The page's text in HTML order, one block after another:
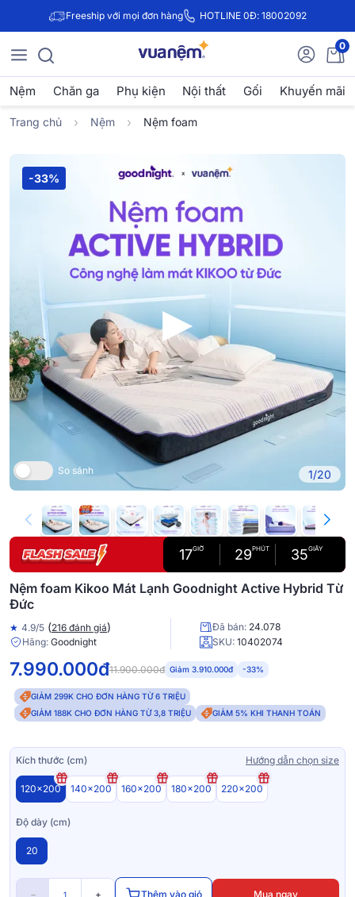
Freeship với mọi đơn hàng HOTLINE 0Đ: 18002092
0
Nệm Chăn ga Phụ kiện Nội thất Gối Khuyến mãi
Trang chủ Nệm Nệm foam
-33%
So sánh 1/20
▶
17GIỜ 29PHÚT 34GIÂY
Nệm foam Kikoo Mát Lạnh Goodnight Active Hybrid Từ
Đức
★ 4.9/5 (216 đánh giá) Đã bán: 24.078
Hãng: Goodnight SKU: 10402074
7.990.000đ11.900.000đ Giảm 3.910.000đ -33%
GIẢM 299K CHO ĐƠN HÀNG TỪ 6 TRIỆU
GIẢM 188K CHO ĐƠN HÀNG TỪ 3,8 TRIỆU
GIẢM 5% KHI THANH TOÁN
Kích thước (cm) Hướng dẫn chọn size
120x200 140x200 160x200 180x200 220x200
Độ dày (cm)
20
− + Thêm vào giỏ Mua ngay